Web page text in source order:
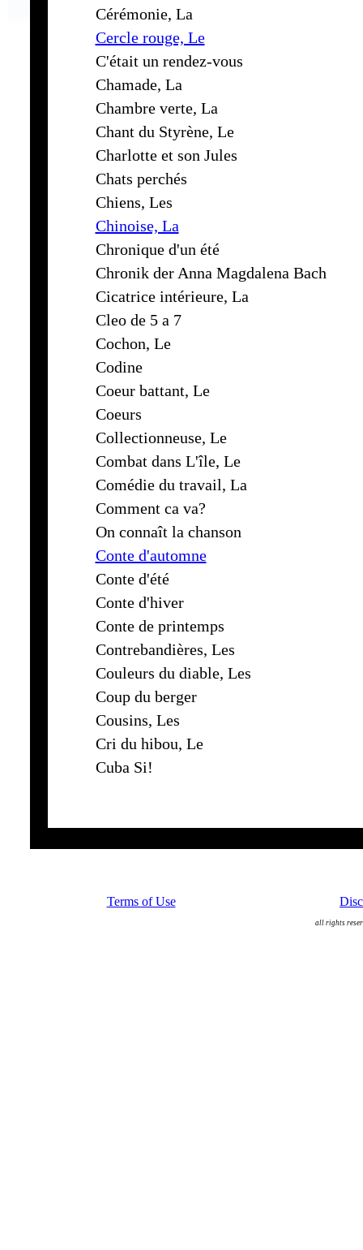
Cérémonie, La
Cercle rouge, Le
C'était un rendez-vous
Chamade, La
Chambre verte, La
Chant du Styrène, Le
Charlotte et son Jules
Chats perchés
Chiens, Les
Chinoise, La
Chronique d'un été
Chronik der Anna Magdalena Bach
Cicatrice intérieure, La
Cleo de 5 a 7
Cochon, Le
Codine
Coeur battant, Le
Coeurs
Collectionneuse, Le
Combat dans L'île, Le
Comédie du travail, La
Comment ca va?
On connaît la chanson
Conte d'automne
Conte d'été
Conte d'hiver
Conte de printemps
Contrebandières, Les
Couleurs du diable, Les
Coup du berger
Cousins, Les
Cri du hibou, Le
Cuba Si!
Terms of Use
all rights